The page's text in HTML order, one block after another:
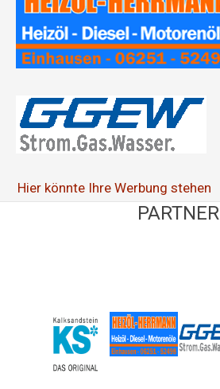
Hier könnte Ihre Werbung stehen
PARTNER